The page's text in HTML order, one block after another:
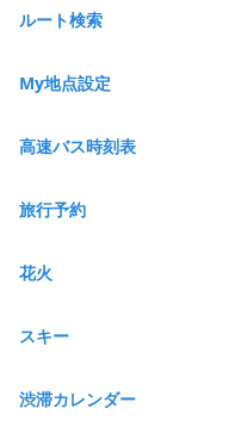
ルート検索
My地点設定
高速バス時刻表
旅行予約
花火
スキー
渋滞カレンダー